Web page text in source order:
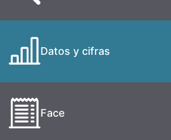
Datos y cifras
Face